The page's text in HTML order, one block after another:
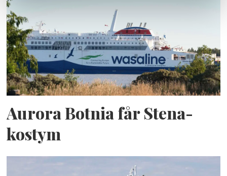
Aurora Botnia får Stena-
kostym